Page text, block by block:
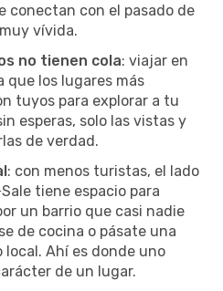
conectan con el pasado de
vívida.
no tienen cola: viajar en
que los lugares más
tuyos para explorar a tu
esperas, solo las vistas y
de verdad.
: con menos turistas, el lado
tiene espacio para
un barrio que casi nadie
de cocina o pásate una
local. Ahí es donde uno
de un lugar.